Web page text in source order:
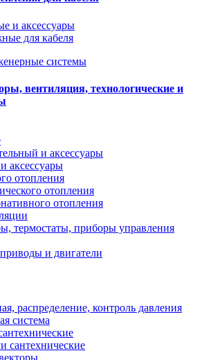
и аксессуары
для кабеля
системы
вентиляция, технологические и
и аксессуары
аксессуары
отопления
отопления
отопления
термостаты, приборы управления
и двигатели
распределение, контроль давления
система
сантехнические